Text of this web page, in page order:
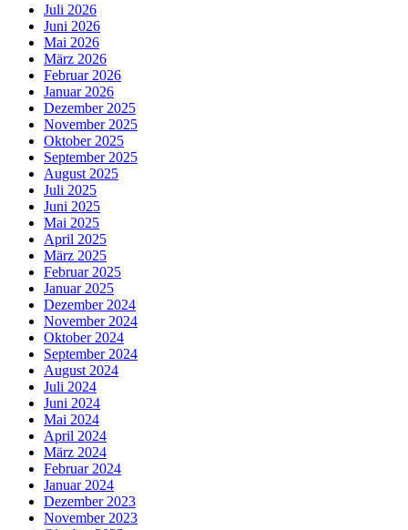
Juli 2026
Juni 2026
Mai 2026
März 2026
Februar 2026
Januar 2026
Dezember 2025
November 2025
Oktober 2025
September 2025
August 2025
Juli 2025
Juni 2025
Mai 2025
April 2025
März 2025
Februar 2025
Januar 2025
Dezember 2024
November 2024
Oktober 2024
September 2024
August 2024
Juli 2024
Juni 2024
Mai 2024
April 2024
März 2024
Februar 2024
Januar 2024
Dezember 2023
November 2023